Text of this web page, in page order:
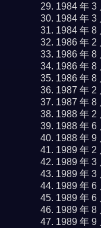
1984 年 3
1984 年 3
1984 年 8
1986 年 2
1986 年 8
1986 年 8
1986 年 8
1987 年 2
1987 年 8
1988 年 2
1988 年 6
1988 年 9
1989 年 2
1989 年 3
1989 年 3
1989 年 6
1989 年 6
1989 年 8
1989 年 9